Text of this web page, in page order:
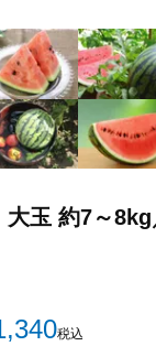
大玉 約7～
税込